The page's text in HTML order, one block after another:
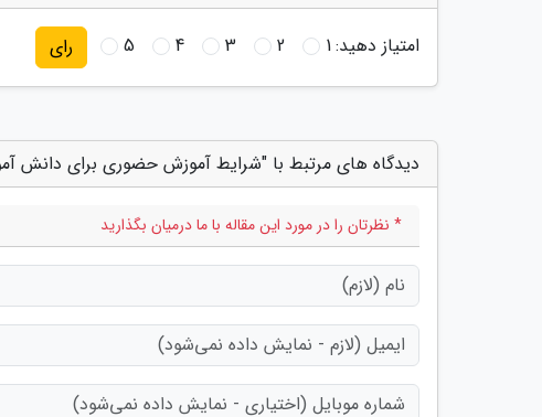
امتیاز دهید:1
2
3
4
5 رای
دیدگاه های مرتبط با "شرایط آموزش حضوری برای دانش
* نظرتان را در مورد این مقاله با ما درمیان بگذارید